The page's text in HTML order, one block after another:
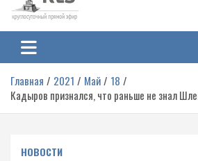
Главная 2021 Май
18
Кадыров признался, что раньше не знал
НОВОСТИ